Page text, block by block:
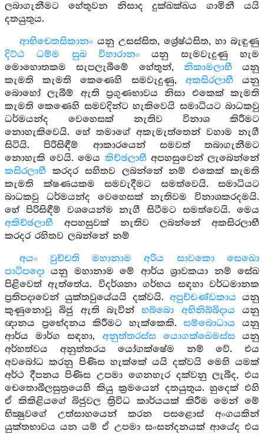
ලබාගැනීමට හේතුවන නිසාද දුක්ඛක්ඛය ගාමිනී යයි
දතයුතුය.
ආභිචෙතසිකානංයනු උසස්සිත, ශ්‍රේෂ්ඨසිත, හා බැඳුණු
දිට්ඨ ධම්ම සුඛ විහාරානං යනු සැමවැදුණු හැම
මොහොතකම සැපලැබීමේ හේතුන්, නිකාමලාභීයනු
කැමති කැමති කෙණෙහි සමවැදුණු, අකසිරලාභීයනු
බොහෝ ලැබීම් ඇති ප්‍රගුණභාවය නිසා එකෙක් කැමති
කැමති කෙණෙහි සමවදින්ට හැකිවෙයි සමාධියට බාධකවු
ධර්මයන්ද වෙහෙසක් නැතිව විනාශ කිරීමට
නොහැකිවෙයි. හේ තමාගේ අකැමැත්තෙන් වහාම නැගී
සිටියි. පිරිසිඳීම් ආකාරයෙන් සමවත් තබාගැනීමට
නොහැකි වෙයි. මෙය කිච්ඡලාභීඅපහසුවෙන් ලැබෙන්නේ
කසිරලාභී කරදර සහිතව ලබන්නේ නම් එකෙක් කැමති
කැමති ක්ෂණයකම සමවැදීමට සමත්වෙයි. සමාධියට
බාධකවු ධර්මයන්ද වෙහෙසක් නැතිවම විනාශකරදමයි.
හේ පිරිසිඳීම් වශයෙන්ම නැගී සිටීමට සමත්වෙයි. මෙය
අකිච්ඡලාභී අපහසුවක් නැතිව ලබන්නේ අකසිරලාභී
කරදර රහිතව ලබන්නේ නම්
අයං වුච්චති මහානාම අරිය සාවකො සෙඛො
පාටිපදො යනු මහානාම මේ ආර්ය ශ්‍රාවකයා නම් සේඛ
පිළිවෙත් ඇත්තේය. විදර්ශනා ගර්භය සඳහා වර්ධමානක
ප්‍රතිපදාවෙන් යුක්තවුයේයයි දක්වයි. අපුච්චණ්ඩකාය යනු
කුණුනොවූ බිජු ඇති බැවින්භබ්බො අභිනිබ්බිදාය යනු
ඥානය ප්‍රභේදනය කිරීමට හැක්කෙකි.සම්බොධාය යනු
ආර්ය මාර්ග සඳහා, අනුත්තරස්ස යොගක්ඛෙමස්සයනු
අර්හත්වය අනුත්තරය යෝගක්ෂේම නම් වේ. එය
අවබෝධ කරනු පිණිස හැක්කේ යයි දක්වයි මෙහි යමක්
අර්ථ දීපනය පිණිස උපමා ගෙනහැර දක්වනු ලැබීද, එය
චෙතොඛීලසුත්‍රයෙහි කියු ක්‍රමයෙන් දතයුතුය. හුදෙක් එහි
ඒ කිකිළියගේ බිජුවල ත්‍රිවිධ කාර්යයක් කිරීම මෙන් මේ
භික්‍ෂුවගේ උත්සාහයෙන් කරන පසළොස් අංගයකින්
යුක්තභාවය යන යම් ඒ උපමා සංසන්දනයක් ආයේද එය